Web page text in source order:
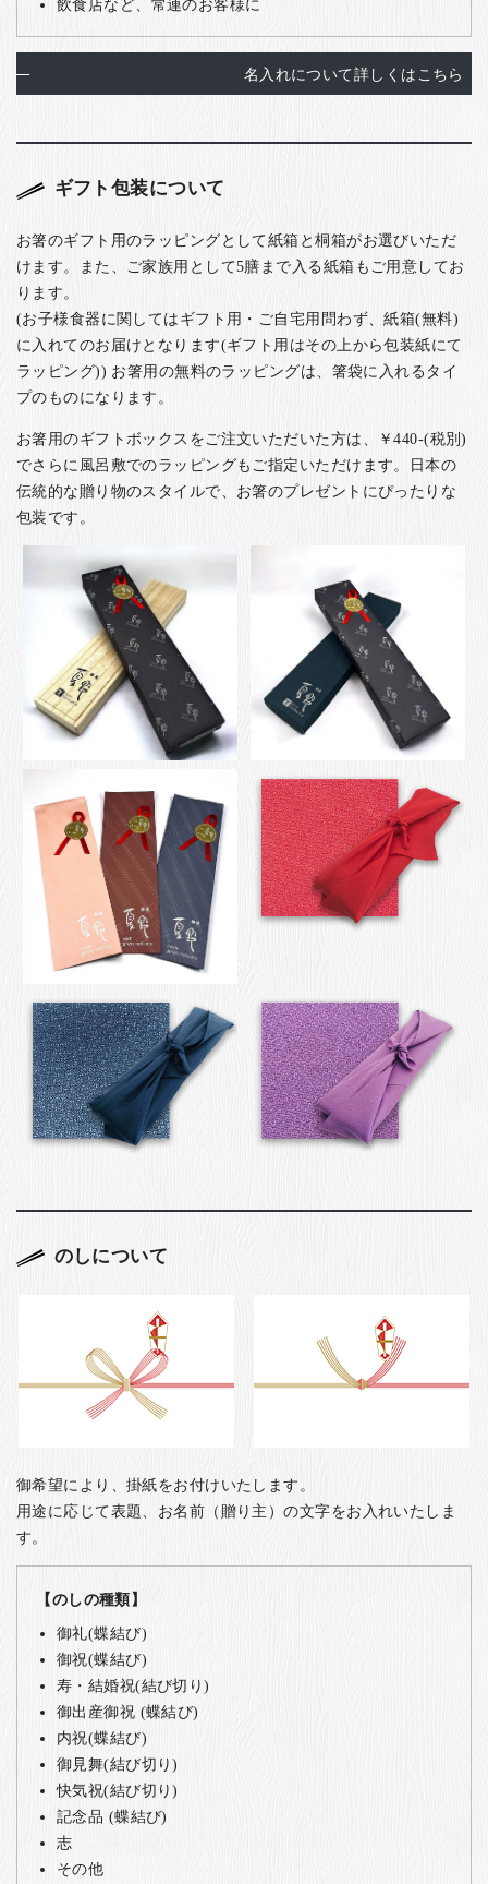
飲食店など、常連のお客様に
名入れについて詳しくはこちら
ギフト包装について
お箸のギフト用のラッピングとして紙箱と桐箱がお選びいただ
けます。また、ご家族用として5膳まで入る紙箱もご用意してお
ります。
(お子様食器に関してはギフト用・ご自宅用問わず、紙箱(無料)
に入れてのお届けとなります(ギフト用はその上から包装紙にて
ラッピング)) お箸用の無料のラッピングは、箸袋に入れるタイ
プのものになります。
お箸用のギフトボックスをご注文いただいた方は、￥440-(税別)
でさらに風呂敷でのラッピングもご指定いただけます。日本の
伝統的な贈り物のスタイルで、お箸のプレゼントにぴったりな
包装です。
のしについて
御希望により、掛紙をお付けいたします。
用途に応じて表題、お名前（贈り主）の文字をお入れいたしま
す。
【のしの種類】
御礼(蝶結び)
御祝(蝶結び)
寿・結婚祝(結び切り)
御出産御祝 (蝶結び)
内祝(蝶結び)
御見舞(結び切り)
快気祝(結び切り)
記念品 (蝶結び)
志
その他